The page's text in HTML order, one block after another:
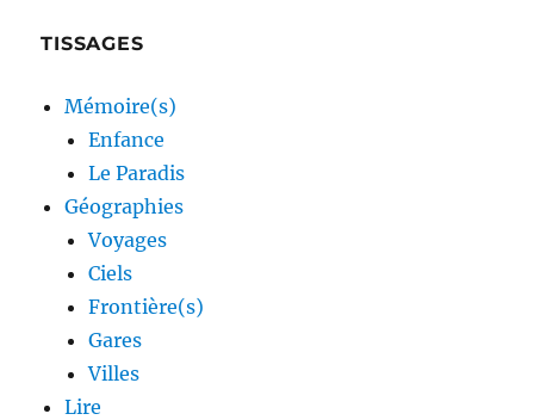
TISSAGES
Mémoire(s)
Enfance
Le Paradis
Géographies
Voyages
Ciels
Frontière(s)
Gares
Villes
Lire